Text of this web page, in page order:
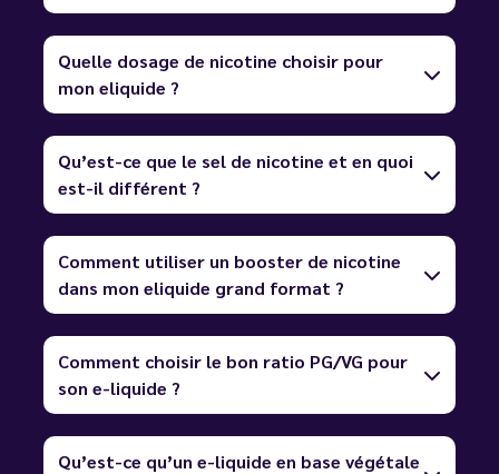
Quelle dosage de nicotine choisir pour
mon eliquide ?
Qu’est-ce que le sel de nicotine et en quoi
est-il différent ?
Comment utiliser un booster de nicotine
dans mon eliquide grand format ?
Comment choisir le bon ratio PG/VG pour
son e-liquide ?
Qu’est-ce qu’un e-liquide en base végétale